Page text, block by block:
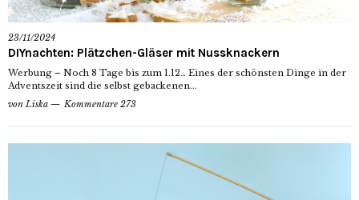
23/11/2024
DIYnachten: Plätzchen-Gläser mit Nussknackern
Werbung – Noch 8 Tage bis zum 1.12… Eines der schönsten Dinge in der
Adventszeit sind die selbst gebackenen...
von Liska Kommentare 273